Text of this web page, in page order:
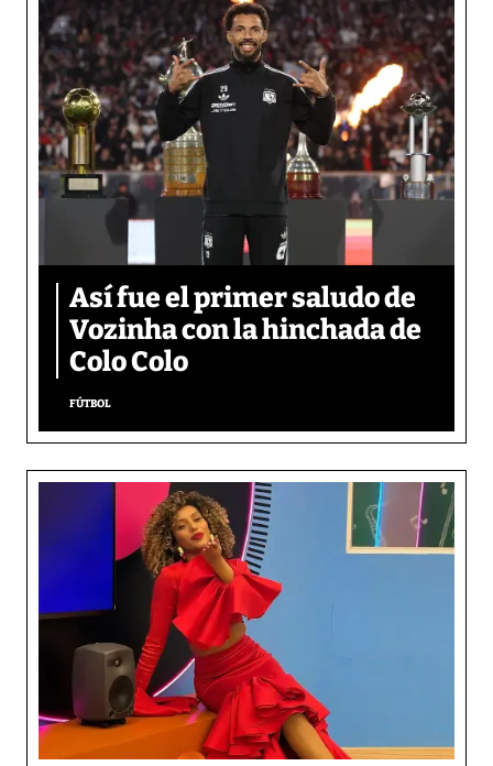
Así fue el primer saludo de
Vozinha con la hinchada de
Colo Colo
FÚTBOL